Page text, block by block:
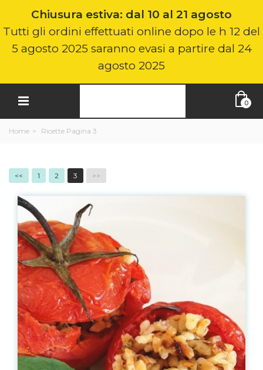
Chiusura estiva: dal 10 al 21 agosto
Tutti gli ordini effettuati online dopo le h 12 del
5 agosto 2025 saranno evasi a partire dal 24
agosto 2025
0
Home > Ricette Pagina 3
<< 1 2 3 >>